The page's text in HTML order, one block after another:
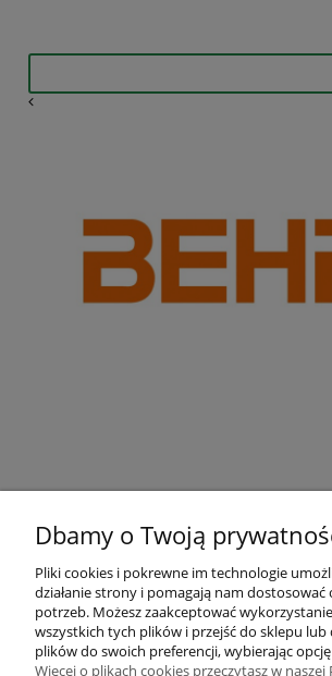
Pomoc
Moje konto
Dbamy o Twoją
Pliki cookies i pokrewne im technologie
działanie strony i pomagają nam dostosować
potrzeb. Możesz zaakceptować
wszystkich tych plików i przejść do sklepu lub
plików do swoich preferencji, wybierając
Więcej o plikach cookies przeczytasz w naszej